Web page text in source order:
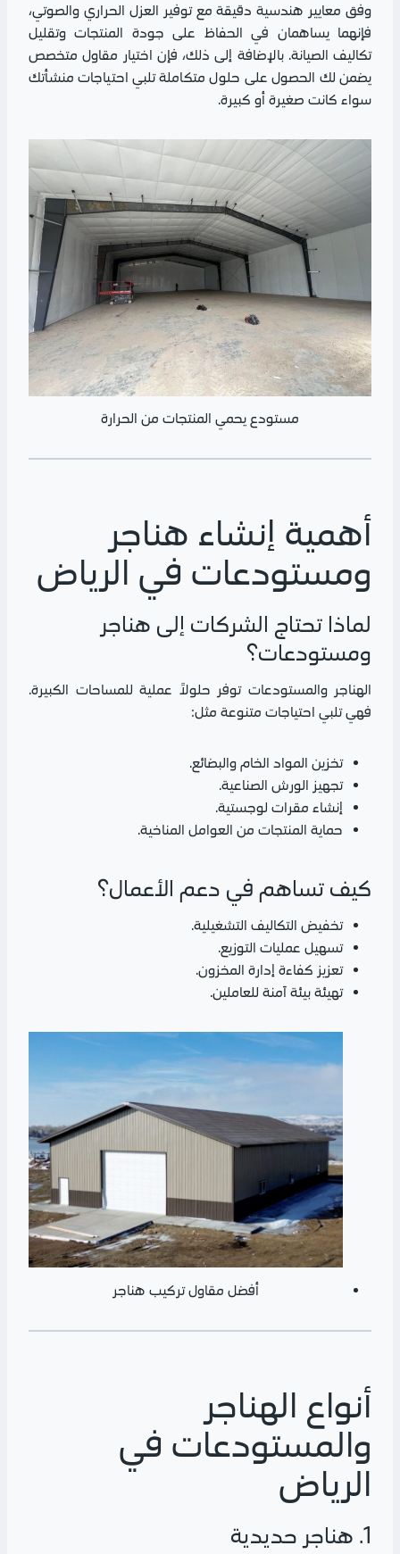
وفق معايير هندسية دقيقة مع توفير العزل الحراري والصوتي،
فإنهما يساهمان في الحفاظ على جودة المنتجات وتقليل
تكاليف الصيانة. بالإضافة إلى ذلك، فإن اختيار مقاول متخصص
يضمن لك الحصول على حلول متكاملة تلبي احتياجات منشأتك
سواء كانت صغيرة أو كبيرة.
مستودع يحمي المنتجات من الحرارة
أهمية إنشاء هناجر
ومستودعات في الرياض
لماذا تحتاج الشركات إلى هناجر
ومستودعات؟
الهناجر والمستودعات توفر حلولاً عملية للمساحات الكبيرة.
فهي تلبي احتياجات متنوعة مثل:
تخزين المواد الخام والبضائع.
تجهيز الورش الصناعية.
إنشاء مقرات لوجستية.
حماية المنتجات من العوامل المناخية.
كيف تساهم في دعم الأعمال؟
تخفيض التكاليف التشغيلية.
تسهيل عمليات التوزيع.
تعزيز كفاءة إدارة المخزون.
تهيئة بيئة آمنة للعاملين.
أفضل مقاول تركيب هناجر
أنواع الهناجر
والمستودعات في
الرياض
1. هناجر حديدية